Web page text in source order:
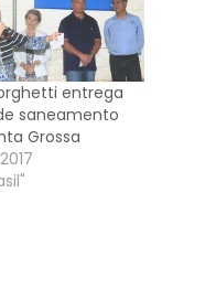
entrega
saneamento
Grossa